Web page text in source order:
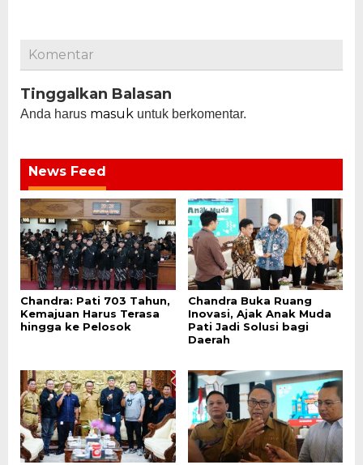
Komentar
Tinggalkan Balasan
Anda harus masuk untuk berkomentar.
News Feed
Chandra: Pati 703 Tahun,
Kemajuan Harus Terasa
hingga ke Pelosok
Chandra Buka Ruang
Inovasi, Ajak Anak Muda
Pati Jadi Solusi bagi
Daerah